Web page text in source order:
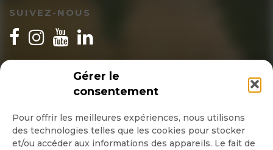
Gérer le
consentement
Pour offrir les meilleures expériences, nous utilisons
des technologies telles que les cookies pour stocker
et/ou accéder aux informations des appareils. Le fait de
SUIVEZ-NOUS
INSCRIPTION NEWSLETTER
Quotidienne